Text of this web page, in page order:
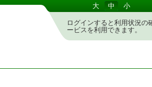
大 中 小
ログインすると利用状況の
ービスを利用できます。